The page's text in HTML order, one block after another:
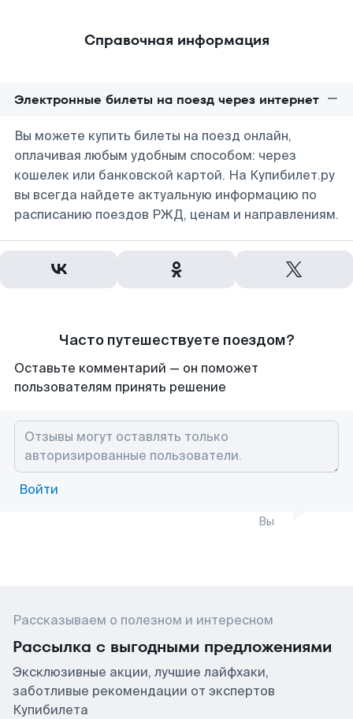
Справочная информация
Электронные билеты на поезд через интернет
Вы можете купить билеты на поезд онлайн,
оплачивая любым удобным способом: через
кошелек или банковской картой. На Купибилет.ру
вы всегда найдете актуальную информацию по
расписанию поездов РЖД, ценам и направлениям.
Часто путешествуете поездом?
Оставьте комментарий — он поможет
пользователям принять решение
Войти
Вы
Рассказываем о полезном и интересном
Рассылка с выгодными предложениями
Эксклюзивные акции, лучшие лайфхаки,
заботливые рекомендации от экспертов
Купибилета